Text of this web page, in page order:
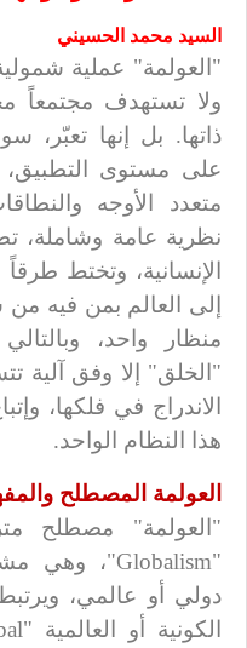
السيد محمد الحسيني
"العولمة" عملية
ولا تستهدف مجتمعاً
ذاتها. بل إنها
على مستوى
متعدد الأوجه
نظرية عامة وشاملة،
الإنسانية، وتختط
إلى العالم بمن فيه
منظار واحد،
"الخلق" إلا وفق آلية
الاندراج في فلكها،
هذا النظام الواحد.
العولمة المصطلح
"العولمة" مصطلح
"
Globalism"، وهي
دولي أو عالمي،
الكونية أو العالمية "